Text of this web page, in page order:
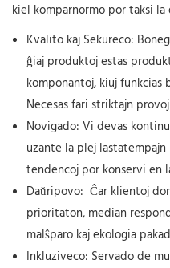
kiel komparnormo por taksi la
Kvalito kaj Sekureco:
ĝiaj produktoj estas
komponantoj, kiuj funkcias
Necesas fari striktajn
Novigado: Vi devas
uzante la plej
tendencoj por konservi en
Daŭripovo: Ĉar klientoj
prioritaton, median
malŝparo kaj ekologia
Inkluziveco: Servado de